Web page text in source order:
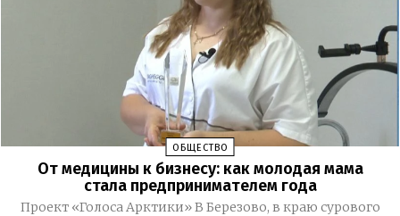
ОБЩЕСТВО
От медицины к бизнесу: как молодая мама
стала предпринимателем года
Проект «Голоса Арктики» В Березово, в краю сурового